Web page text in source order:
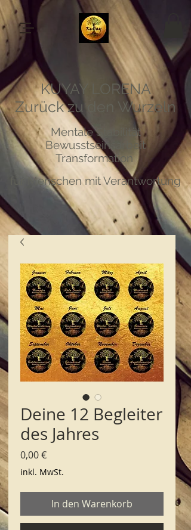
KUYAY LORENA
Zurück zu den Wurzeln
Mentale Stabilität
Bewusstseinsarbeit
Transformation
für Menschen mit Verantwortung
Deine 12 Begleiter
des Jahres
0,00 €Preis
inkl. MwSt.
In den Warenkorb